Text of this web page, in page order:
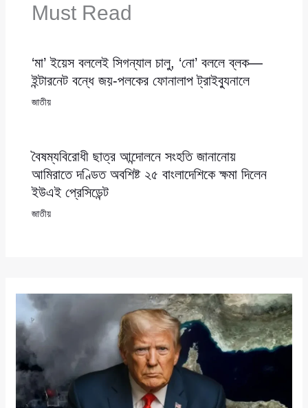
Must Read
‘মা’ ইয়েস বললেই সিগন্যাল চালু, ‘নো’ বললে ব্লক—
ইন্টারনেট বন্ধে জয়-পলকের ফোনালাপ ট্রাইব্যুনালে
জাতীয়
বৈষম্যবিরোধী ছাত্র আন্দোলনে সংহতি জানানোয়
আমিরাতে দণ্ডিত অবশিষ্ট ২৫ বাংলাদেশিকে ক্ষমা দিলেন
ইউএই প্রেসিডেন্ট
জাতীয়